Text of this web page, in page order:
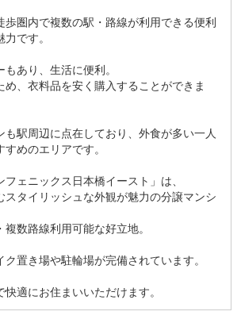
歩圏内で複数の駅・路線が利用できる便利
です。
あり、生活に便利。
め、衣料品を安く購入することができま
も駅周辺に点在しており、外食が多い一人
めのエリアです。
フェニックス日本橋イースト」は、
スタイリッシュな外観が魅力の分譲マンシ
数路線利用可能な好立地。
置き場や駐輪場が完備されています。
適にお住まいいただけます。